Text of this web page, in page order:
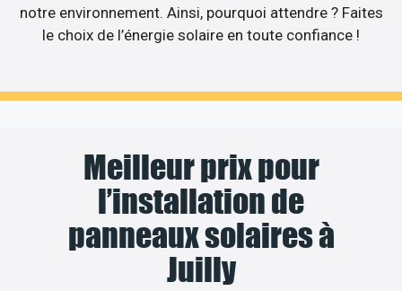
notre environnement. Ainsi, pourquoi attendre ? Faites
le choix de l’énergie solaire en toute confiance !
Meilleur prix pour
l’installation de
panneaux solaires à
Juilly